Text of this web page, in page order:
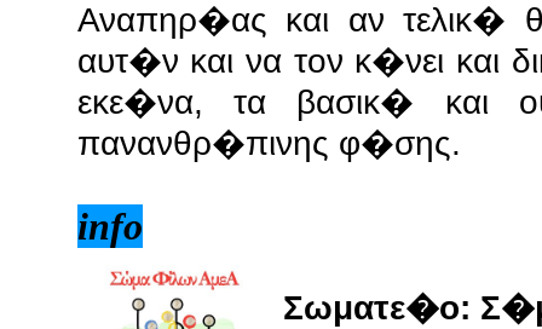
Αναπηρ�ας και αν τελικ�
αυτ�ν και να τον κ�νει και
εκε�να, τα βασικ� και
πανανθρ�πινης φ�σης.
info
Σωματε�ο: